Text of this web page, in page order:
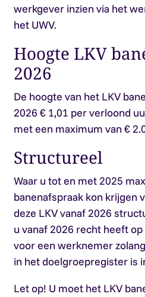
werkgever inzien via het
het UWV.
Hoogte LKV
2026
De hoogte van het LKV
2026 € 1,01 per verloond
met een maximum van €
Structureel
Waar u tot en met 2025
banenafspraak kon krijgen
deze LKV vanaf 2026
u vanaf 2026 recht heeft
voor een werknemer
in het doelgroepregister is
Let op! U moet het LKV